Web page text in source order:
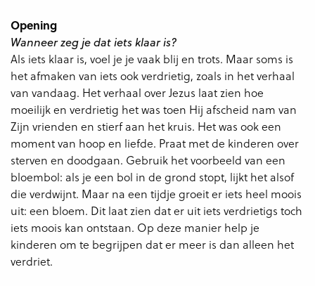
Opening
Wanneer zeg je dat iets klaar is?
Als iets klaar is, voel je je vaak blij en trots. Maar soms is
het afmaken van iets ook verdrietig, zoals in het verhaal
van vandaag. Het verhaal over Jezus laat zien hoe
moeilijk en verdrietig het was toen Hij afscheid nam van
Zijn vrienden en stierf aan het kruis. Het was ook een
moment van hoop en liefde. Praat met de kinderen over
sterven en doodgaan. Gebruik het voorbeeld van een
bloembol: als je een bol in de grond stopt, lijkt het alsof
die verdwijnt. Maar na een tijdje groeit er iets heel moois
uit: een bloem. Dit laat zien dat er uit iets verdrietigs toch
iets moois kan ontstaan. Op deze manier help je
kinderen om te begrijpen dat er meer is dan alleen het
verdriet.